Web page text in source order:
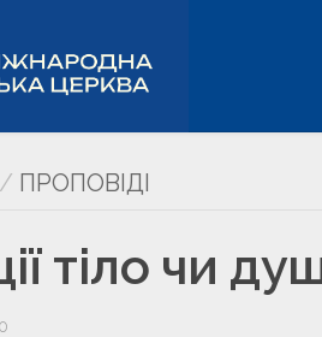
/ ПРОПОВІДІ
тіло чи